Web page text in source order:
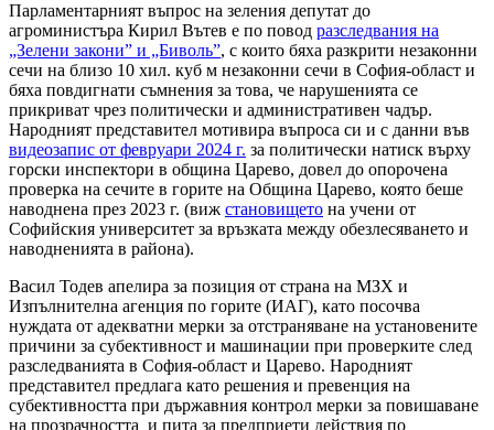
Парламентарният въпрос на зеления депутат до
агроминистъра Кирил Вътев е по повод разследвания на
„Зелени закони” и „Биволь”, с които бяха разкрити незаконни
сечи на близо 10 хил. куб м незаконни сечи в София-област и
бяха повдигнати съмнения за това, че нарушенията се
прикриват чрез политически и административен чадър.
Народният представител мотивира въпроса си и с данни във
видеозапис от февруари 2024 г. за политически натиск върху
горски инспектори в община Царево, довел до опорочена
проверка на сечите в горите на Община Царево, която беше
наводнена през 2023 г. (виж становището на учени от
Софийския университет за връзката между обезлесяването и
наводненията в района).
Васил Тодев апелира за позиция от страна на МЗХ и
Изпълнителна агенция по горите (ИАГ), като посочва
нуждата от адекватни мерки за отстраняване на установените
причини за субективност и машинации при проверките след
разследванията в София-област и Царево. Народният
представител предлага като решения и превенция на
субективността при държавния контрол мерки за повишаване
на прозрачността и пита за предприети действия по